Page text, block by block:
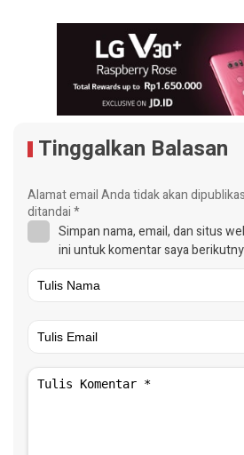
Tinggalkan Balasan
Alamat email Anda tidak akan
ditandai*
Simpan nama, email, dan situs
ini untuk komentar saya